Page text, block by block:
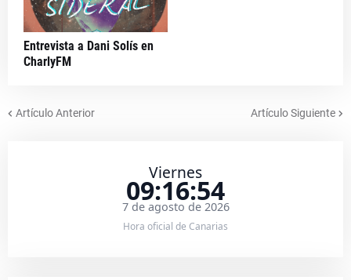
Entrevista a Dani Solís en
CharlyFM
Artículo Anterior Artículo Siguiente
Viernes
09:16:54
7 de agosto de 2026
Hora oficial de Canarias